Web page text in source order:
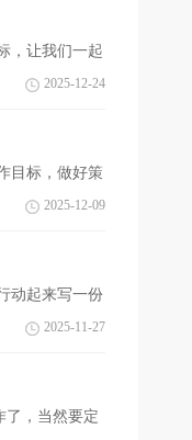
，让我们一起
2025-12-24
目标，做好策
2025-12-09
动起来写一份
2025-11-27
了，当然要定